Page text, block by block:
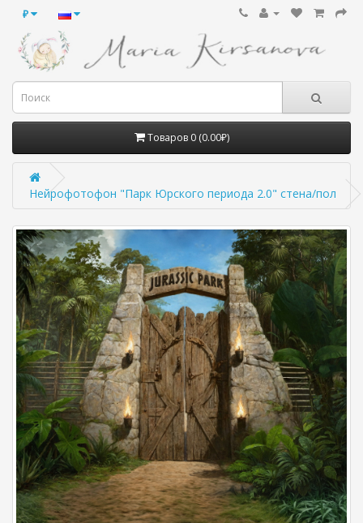
₽
Товаров 0 (0.00₽)
Нейрофотофон "Парк Юрского периода 2.0" стена/пол